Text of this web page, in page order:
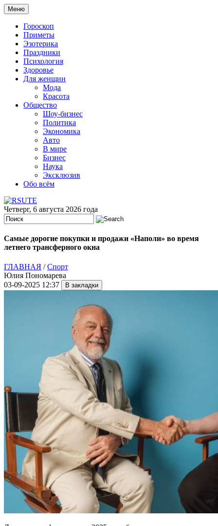
Меню
Гороскоп
Приметы
Эзотерика
Праздники
Психология
Здоровье
Для женщин
Мода
Красота
Общество
Шоу-бизнес
Политика
Экономика
Авто
В мире
Бизнес
Наука
Эксклюзив
Обо всём
Четверг, 6 августа 2026 года
Самые дорогие покупки и продажи «Наполи» во время
летнего трансферного окна
ГЛАВНАЯ /Спорт
Юлия Пономарева
03-09-2025 12:37